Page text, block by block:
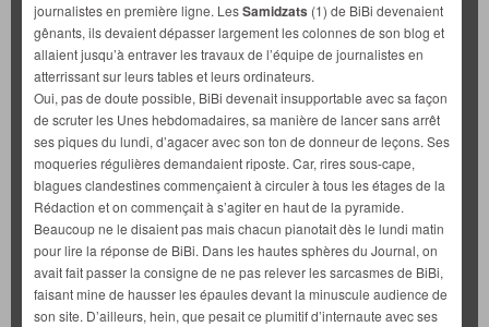
journalistes en première ligne. LesSamidzats (1) de BiBi devenaient
gênants, ils devaient dépasser largement les colonnes de son blog et
allaient jusqu’à entraver les travaux de l’équipe de journalistes en
atterrissant sur leurs tables et leurs ordinateurs.
Oui, pas de doute possible, BiBi devenait insupportable avec sa façon
de scruter les Unes hebdomadaires, sa manière de lancer sans arrêt
ses piques du lundi, d’agacer avec son ton de donneur de leçons. Ses
moqueries régulières demandaient riposte. Car, rires sous-cape,
blagues clandestines commençaient à circuler à tous les étages de la
Rédaction et on commençait à s’agiter en haut de la pyramide.
Beaucoup ne le disaient pas mais chacun pianotait dès le lundi matin
pour lire la réponse de BiBi. Dans les hautes sphères du Journal, on
avait fait passer la consigne de ne pas relever les sarcasmes de BiBi,
faisant mine de hausser les épaules devant la minuscule audience de
son site. D’ailleurs, hein, que pesait ce plumitif d’internaute avec ses